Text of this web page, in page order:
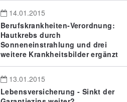
14.01.2015
Berufskrankheiten-Verordnung:
Hautkrebs durch
Sonneneinstrahlung und drei
weitere Krankheitsbilder ergänzt
13.01.2015
Lebensversicherung - Sinkt der